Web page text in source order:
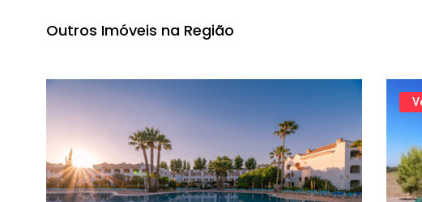
Outros Imóveis na Região